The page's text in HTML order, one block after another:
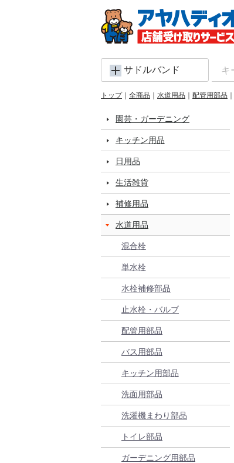
サドルバンド
トップ 全商品 水道用品 配管用部品
園芸・ガーデニング
キッチン用品
日用品
生活雑貨
補修用品
水道用品
混合栓
単水栓
水栓補修部品
止水栓・バルブ
配管用部品
バス用部品
キッチン用部品
洗面用部品
洗濯機まわり部品
トイレ部品
ガーデニング用部品